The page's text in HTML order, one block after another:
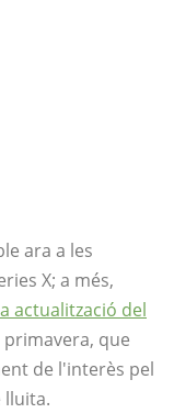
ara a les
X; a més,
actualització del
que
de l'interès pel
lluita.